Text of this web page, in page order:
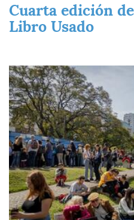
Cuarta edición
Libro Usado
Imagen